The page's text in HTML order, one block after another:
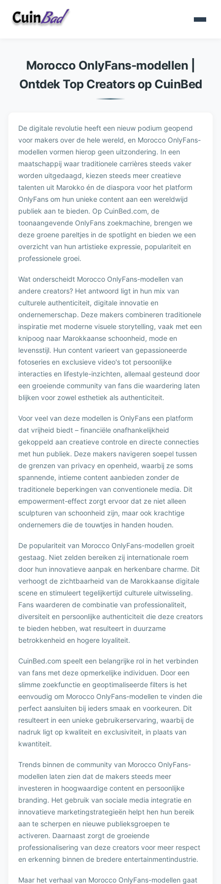
Morocco OnlyFans-modellen |
Ontdek Top Creators op CuinBed
De digitale revolutie heeft een nieuw podium geopend
voor makers over de hele wereld, en Morocco OnlyFans-
modellen vormen hierop geen uitzondering. In een
maatschappij waar traditionele carrières steeds vaker
worden uitgedaagd, kiezen steeds meer creatieve
talenten uit Marokko én de diaspora voor het platform
OnlyFans om hun unieke content aan een wereldwijd
publiek aan te bieden. Op CuinBed.com, de
toonaangevende OnlyFans zoekmachine, brengen we
deze groene pareltjes in de spotlight en bieden we een
overzicht van hun artistieke expressie, populariteit en
professionele groei.
Wat onderscheidt Morocco OnlyFans-modellen van
andere creators? Het antwoord ligt in hun mix van
culturele authenticiteit, digitale innovatie en
ondernemerschap. Deze makers combineren traditionele
inspiratie met moderne visuele storytelling, vaak met een
knipoog naar Marokkaanse schoonheid, mode en
levensstijl. Hun content varieert van gepassioneerde
fotoseries en exclusieve video's tot persoonlijke
interacties en lifestyle-inzichten, allemaal gesteund door
een groeiende community van fans die waardering laten
blijken voor zowel esthetiek als authenticiteit.
Voor veel van deze modellen is OnlyFans een platform
dat vrijheid biedt – financiële onafhankelijkheid
gekoppeld aan creatieve controle en directe connecties
met hun publiek. Deze makers navigeren soepel tussen
de grenzen van privacy en openheid, waarbij ze soms
spannende, intieme content aanbieden zonder de
traditionele beperkingen van conventionele media. Dit
empowerment-effect zorgt ervoor dat ze niet alleen
sculpturen van schoonheid zijn, maar ook krachtige
ondernemers die de touwtjes in handen houden.
De populariteit van Morocco OnlyFans-modellen groeit
gestaag. Niet zelden bereiken zij internationale roem
door hun innovatieve aanpak en herkenbare charme. Dit
verhoogt de zichtbaarheid van de Marokkaanse digitale
scene en stimuleert tegelijkertijd culturele uitwisseling.
Fans waarderen de combinatie van professionaliteit,
diversiteit en persoonlijke authenticiteit die deze creators
te bieden hebben, wat resulteert in duurzame
betrokkenheid en hogere loyaliteit.
CuinBed.com speelt een belangrijke rol in het verbinden
van fans met deze opmerkelijke individuen. Door een
slimme zoekfunctie en geoptimaliseerde filters is het
eenvoudig om Morocco OnlyFans-modellen te vinden die
perfect aansluiten bij ieders smaak en voorkeuren. Dit
resulteert in een unieke gebruikerservaring, waarbij de
nadruk ligt op kwaliteit en exclusiviteit, in plaats van
kwantiteit.
Trends binnen de community van Morocco OnlyFans-
modellen laten zien dat de makers steeds meer
investeren in hoogwaardige content en persoonlijke
branding. Het gebruik van sociale media integratie en
innovatieve marketingstrategieën helpt hen hun bereik
aan te scherpen en nieuwe publieksgroepen te
activeren. Daarnaast zorgt de groeiende
professionalisering van deze creators voor meer respect
en erkenning binnen de bredere entertainmentindustrie.
Maar het verhaal van Morocco OnlyFans-modellen gaat